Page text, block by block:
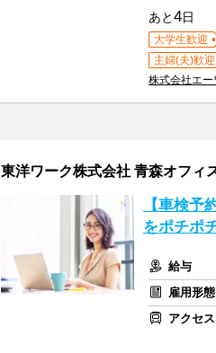
あと4日
大学生歓迎
主婦(夫)歓迎
株式会社エ
東洋ワーク株式会社 青森オフィ
【車検予
をポチポ
給与
雇用形態
アクセス